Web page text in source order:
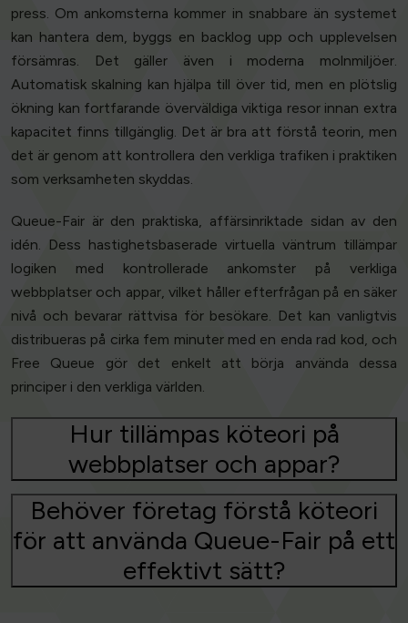
press. Om ankomsterna kommer in snabbare än systemet
kan hantera dem, byggs en backlog upp och upplevelsen
försämras. Det gäller även i moderna molnmiljöer.
Automatisk skalning kan hjälpa till över tid, men en plötslig
ökning kan fortfarande överväldiga viktiga resor innan extra
kapacitet finns tillgänglig. Det är bra att förstå teorin, men
det är genom att kontrollera den verkliga trafiken i praktiken
som verksamheten skyddas.
Queue-Fair är den praktiska, affärsinriktade sidan av den
idén. Dess hastighetsbaserade virtuella väntrum tillämpar
logiken med kontrollerade ankomster på verkliga
webbplatser och appar, vilket håller efterfrågan på en säker
nivå och bevarar rättvisa för besökare. Det kan vanligtvis
distribueras på cirka fem minuter med en enda rad kod, och
Free Queue gör det enkelt att börja använda dessa
principer i den verkliga världen.
Hur tillämpas köteori på
webbplatser och appar?
Behöver företag förstå köteori
för att använda Queue-Fair på ett
effektivt sätt?